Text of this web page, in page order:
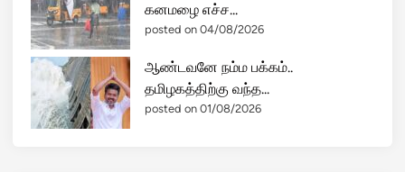
கனமழை எச்ச...
posted on 04/08/2026
ஆண்டவனே நம்ம பக்கம்..
தமிழகத்திற்கு வந்த...
posted on 01/08/2026